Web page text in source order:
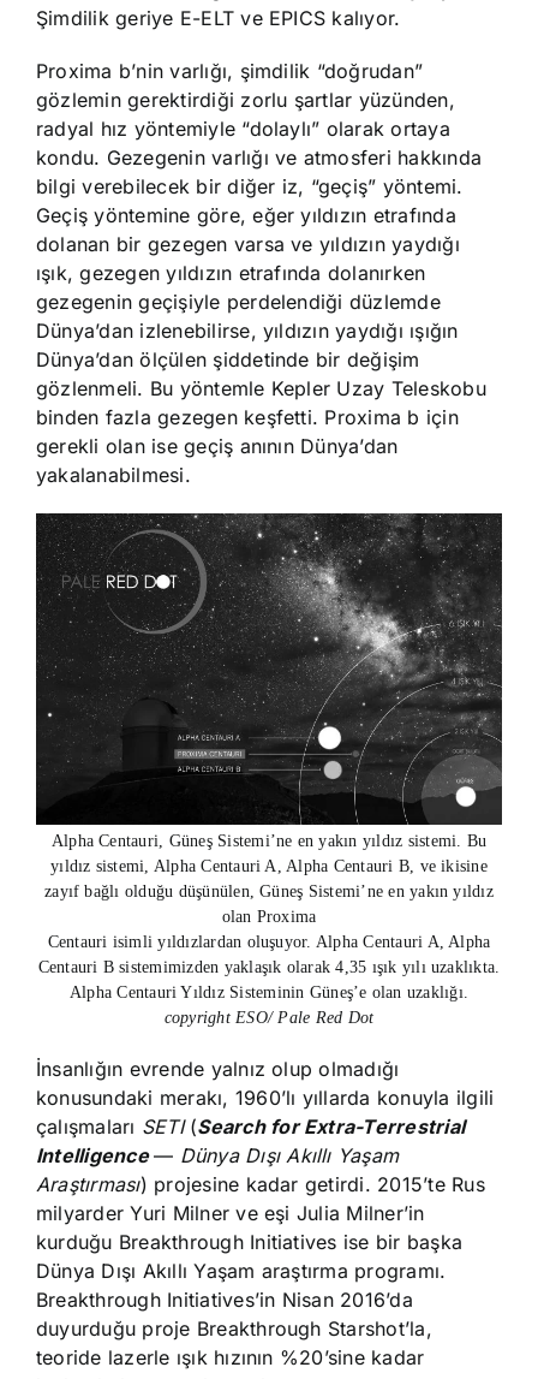
Şimdilik geriye E-ELT ve EPICS kalıyor.
Proxima b’nin varlığı, şimdilik “doğrudan”
gözlemin gerektirdiği zorlu şartlar yüzünden,
radyal hız yöntemiyle “dolaylı” olarak ortaya
kondu. Gezegenin varlığı ve atmosferi hakkında
bilgi verebilecek bir diğer iz, “geçiş” yöntemi.
Geçiş yöntemine göre, eğer yıldızın etrafında
dolanan bir gezegen varsa ve yıldızın yaydığı
ışık, gezegen yıldızın etrafında dolanırken
gezegenin geçişiyle perdelendiği düzlemde
Dünya’dan izlenebilirse, yıldızın yaydığı ışığın
Dünya’dan ölçülen şiddetinde bir değişim
gözlenmeli. Bu yöntemle Kepler Uzay Teleskobu
binden fazla gezegen keşfetti. Proxima b için
gerekli olan ise geçiş anının Dünya’dan
yakalanabilmesi.
Alpha Centauri, Güneş Sistemi’ne en yakın yıldız sistemi. Bu
yıldız sistemi, Alpha Centauri A, Alpha Centauri B, ve ikisine
zayıf bağlı olduğu düşünülen, Güneş Sistemi’ne en yakın yıldız
olan Proxima
Centauri isimli yıldızlardan oluşuyor. Alpha Centauri A, Alpha
Centauri B sistemimizden yaklaşık olarak 4,35 ışık yılı uzaklıkta.
Alpha Centauri Yıldız Sisteminin Güneş’e olan uzaklığı.
copyright ESO/ Pale Red Dot
İnsanlığın evrende yalnız olup olmadığı
konusundaki merakı, 1960’lı yıllarda konuyla ilgili
çalışmaları SETI(Search for Extra-Terrestrial
Intelligence — Dünya Dışı Akıllı Yaşam
Araştırması) projesine kadar getirdi. 2015’te Rus
milyarder Yuri Milnerve eşi Julia Milner’in
kurduğu Breakthrough Initiatives ise bir başka
Dünya Dışı Akıllı Yaşam araştırma programı.
Breakthrough Initiatives’in Nisan 2016’da
duyurduğu proje Breakthrough Starshot’la,
teoride lazerle ışık hızının %20’sine kadar